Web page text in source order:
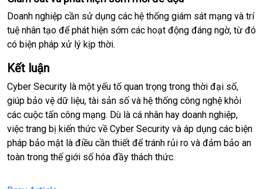
Doanh nghiệp cần sử dụng các hệ thống giám sát mạng và trí
tuệ nhân tạo để phát hiện sớm các hoạt động đáng ngờ, từ đó
có biện pháp xử lý kịp thời.
Kết luận
Cyber Security là một yếu tố quan trọng trong thời đại số,
giúp bảo vệ dữ liệu, tài sản số và hệ thống công nghệ khỏi
các cuộc tấn công mạng. Dù là cá nhân hay doanh nghiệp,
việc trang bị kiến thức về Cyber Security và áp dụng các biện
pháp bảo mật là điều cần thiết để tránh rủi ro và đảm bảo an
toàn trong thế giới số hóa đầy thách thức.